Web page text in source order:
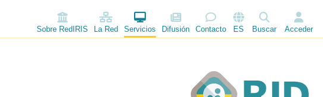
Sobre RedIRIS La Red Servicios Difusión Contacto ES Buscar Acceder